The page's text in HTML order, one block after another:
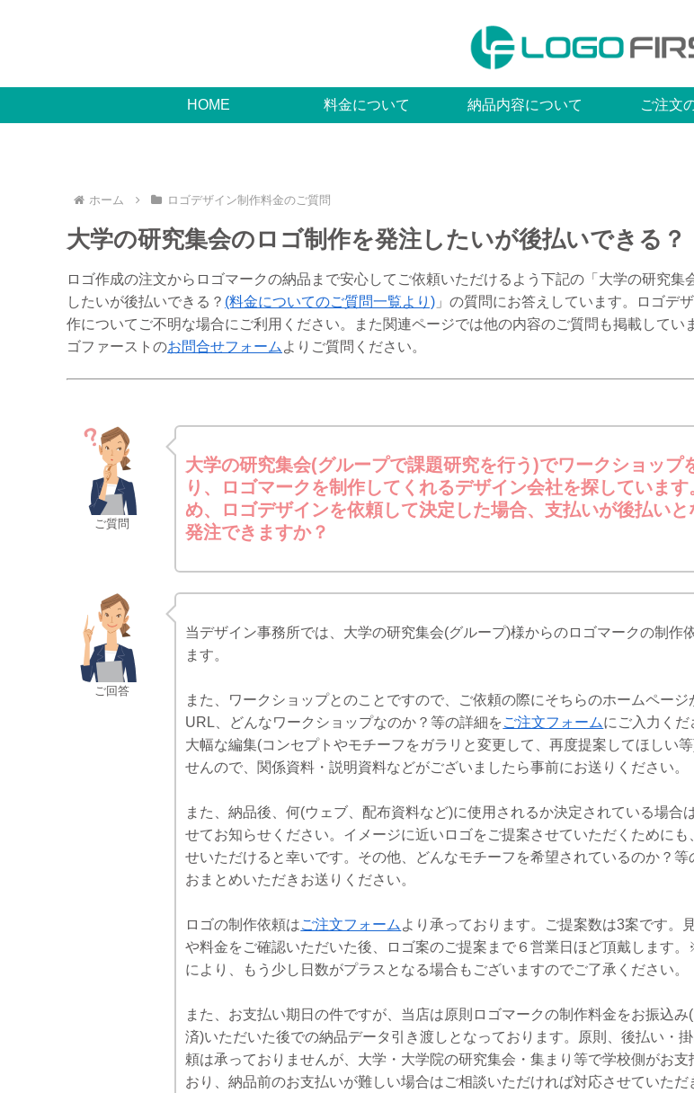
HOME 料金について 納品内容について ご注文
ホーム ロゴデザイン制作料金のご質問
大学の研究集会のロゴ制作を発注したいが後払いできる？
ロゴ作成の注文からロゴマークの納品まで安心してご依頼いただけるよう下記の「大学の研究集
したいが後払いできる？ (料金についてのご質問一覧より) 」の質問にお答えしています。ロゴデ
作についてご不明な場合にご利用ください。また関連ページでは他の内容のご質問も掲載してい
ゴファーストのお問合せフォーム よりご質問ください。
ご質問
大学の研究集会(グループで課題研究を行う)でワークショップ
り、ロゴマークを制作してくれるデザイン会社を探しています
め、ロゴデザインを依頼して決定した場合、支払いが後払い
発注できますか？
ご回答
当デザイン事務所では、大学の研究集会(グループ)様からのロゴマークの制作
ます。
また、ワークショップとのことですので、ご依頼の際にそちらのホームページ
URL、どんなワークショップなのか？等の詳細を ご注文フォームにご入力く
大幅な編集(コンセプトやモチーフをガラリと変更して、再度提案してほしい
せんので、関係資料・説明資料などがございましたら事前にお送りください。
また、納品後、何(ウェブ、配布資料など)に使用されるか決定されている場合
せてお知らせください。イメージに近いロゴをご提案させていただくためにも
せいただけると幸いです。その他、どんなモチーフを希望されているのか？等
おまとめいただきお送りください。
ロゴの制作依頼はご注文フォーム より承っております。ご提案数は3案です。
や料金をご確認いただいた後、ロゴ案のご提案まで６営業日ほど頂戴します
により、もう少し日数がプラスとなる場合もございますのでご了承ください。
また、お支払い期日の件ですが、当店は原則ロゴマークの制作料金をお振込み
済)いただいた後での納品データ引き渡しとなっております。原則、後払い・
頼は承っておりませんが、大学・大学院の研究集会・集まり等で学校側がお支
おり、納品前のお支払いが難しい場合はご相談いただければ対応させていただ